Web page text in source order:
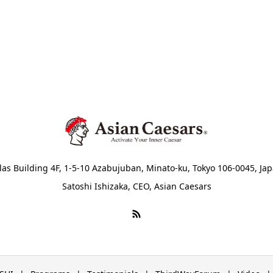
Building 4F, 1-5-10 Azabujuban, Minato-ku, Tokyo 106-0045,
Satoshi Ishizaka, CEO, Asian Caesars